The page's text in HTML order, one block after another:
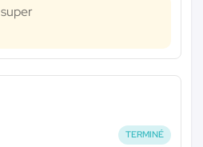
super
TERMINÉ